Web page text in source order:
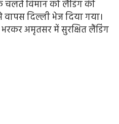
चलते विमान को लैंडिंग की
दिल्ली भेज दिया गया।
भरकर अमृतसर में सुरक्षित लैंडिंग